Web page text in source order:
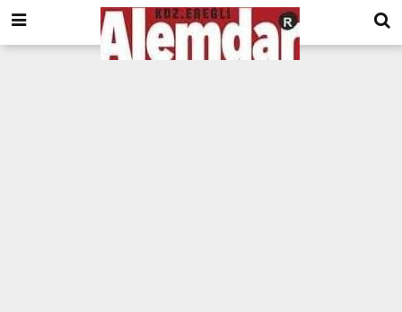
google.com, pub-8201930440372555, DIRECT, f08c47fec0942fa0